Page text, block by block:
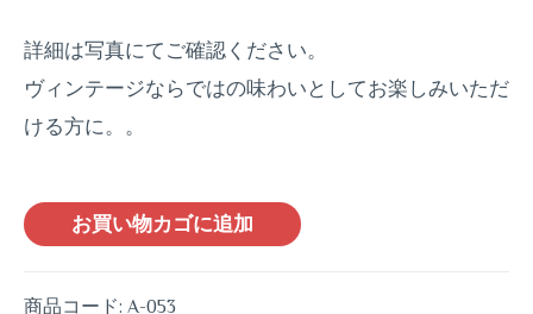
詳細は写真にてご確認ください。
ヴィンテージならではの味わいとしてお楽しみいただ
ける方に。。
お買い物カゴに追加
商品コード: A-053